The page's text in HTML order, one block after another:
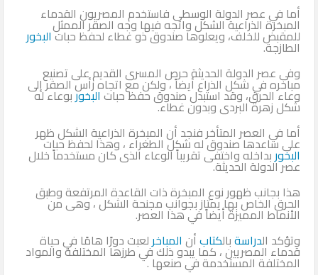
أما في عصر الدولة الوسطى فاستخدم المصريون القدماء
المبخرة الذراعية الشكل واتجه فيها وجه الصقر الممثل
للمقبض للخلف، ويعلوها صندوق ذو غطاء لحفظ حباتالبخور
الطازجة.
وفى عصر الدولة الحديثة حرص المسرى القديم على تصنيع
مباخره في شكل الذراع أيضاً ، ولكن مع اتجاه رأس الصقر إلى
وعاء الحرق، وقد استبدل صندوق حفظ حباتالبخوربوعاء له
شكل زهرة البردى وبدون غطاء.
أما في العصر المتأخر فنجد أن المبخرة الذراعية الشكل ظهر
على ساعدها صندوق له شكل الطغراء ، وهذا لحفظ حبات
البخوربداخله واختفى تقريباً الوعاء الذى كان مستخدماً خلال
عصر الدولة الحديثة.
هذا بجانب ظهور نوع المبخرة ذات القاعدة المرتفعة وطبق
الحرق الخاص بها يمتاز بجوانب مجنحة الشكل ، وهى من
الأنماط المميزة أيضاً في هذا العصر.
وتؤكد الدراسةبالكتابأن المباخرلعبت دورًا هامًا في حياة
قدماء المصريين ، كما يبدو ذلك في طرزها المختلفة والمواد
المختلفة المستخدمة في صنعها .